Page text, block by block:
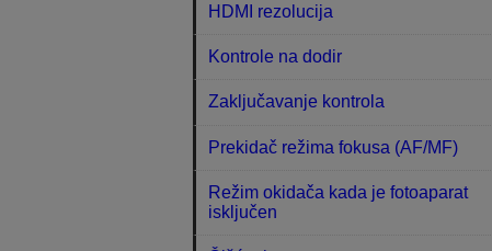
HDMI rezolucija
Kontrole na dodir
Zaključavanje kontrola
Prekidač režima fokusa (AF/MF)
Režim okidača kada je fotoaparat
isključen